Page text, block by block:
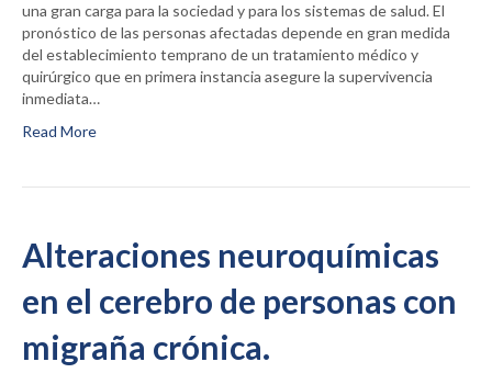
una gran carga para la sociedad y para los sistemas de salud. El
pronóstico de las personas afectadas depende en gran medida
del establecimiento temprano de un tratamiento médico y
quirúrgico que en primera instancia asegure la supervivencia
inmediata…
Read More
Alteraciones neuroquímicas
en el cerebro de personas con
migraña crónica.